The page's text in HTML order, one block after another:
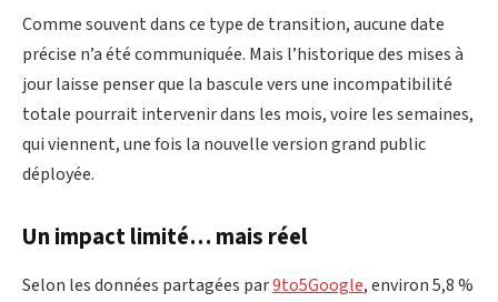
Comme souvent dans ce type de transition, aucune date
précise n’a été communiquée. Mais l’historique des mises à
jour laisse penser que la bascule vers une incompatibilité
totale pourrait intervenir dans les mois, voire les semaines,
qui viennent, une fois la nouvelle version grand public
déployée.
Un impact limité… mais réel
Selon les données partagées par9to5Google, environ 5,8 %